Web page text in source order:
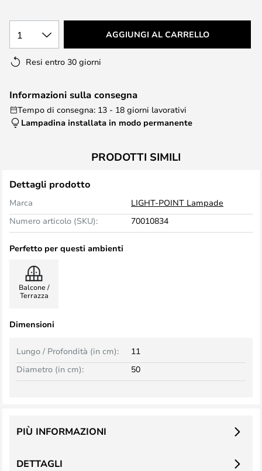
1 AGGIUNGI AL CARRELLO
Resi entro 30 giorni
Informazioni sulla consegna
Tempo di consegna: 13 - 18 giorni lavorativi
Lampadina installata in modo permanente
PRODOTTI SIMILI
Dettagli prodotto
Marca
LIGHT-POINT Lampade
Numero articolo (SKU):
70010834
Perfetto per questi ambienti
Balcone /
Terrazza
Dimensioni
Lungo / Profondità (in cm):
11
Diametro (in cm):
50
DETTAGLI
PIÙ INFORMAZIONI